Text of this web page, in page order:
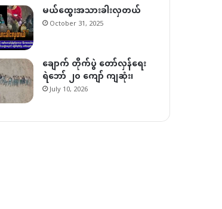
မယ်ထွေးအသားခါးလှတယ်
October 31, 2025
ချောက် တိုက်ပွဲ တော်လှန်ရေး
ရဲဘော် ၂၀ ကျော် ကျဆုံး၊
July 10, 2026